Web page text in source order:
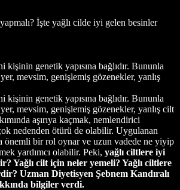
İşte yağlı cilde iyi gelen besinler
kişinin genetik yapısına bağlıdır. Bununla
mevsim, genişlemiş gözenekler, yanlış
kişinin genetik yapısına bağlıdır. Bununla
mevsim, genişlemiş gözenekler, yanlış cilt
aşırıya kaçmak, nemlendirici
nedenden ötürü de olabilir. Uygulanan
önemli bir rol oynar ve uzun vadede ne yiyip
yardımcı olabilir. Peki, yağlı ciltlere iyi
Yağlı cilt için neler yemeli? Yağlı ciltlere
Uzman Diyetisyen Şebnem Kandıralı
bilgiler verdi.